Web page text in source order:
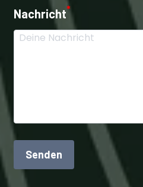
Nachricht*
Senden